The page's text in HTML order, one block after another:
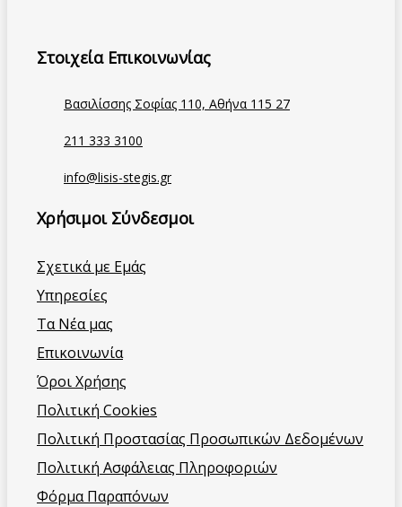
Στοιχεία Επικοινωνίας
Βασιλίσσης Σοφίας 110, Αθήνα 115 27
211 333 3100
info@lisis-stegis.gr
Χρήσιμοι Σύνδεσμοι
Σχετικά με Εμάς
Υπηρεσίες
Τα Νέα μας
Επικοινωνία
Όροι Χρήσης
Πολιτική Cookies
Πολιτική Προστασίας Προσωπικών Δεδομένων
Πολιτική Ασφάλειας Πληροφοριών
Φόρμα Παραπόνων